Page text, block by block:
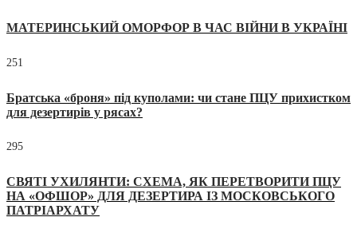
МАТЕРИНСЬКИЙ ОМОРФОР В ЧАС ВІЙНИ В УКРАЇНІ
251
Братська «броня» під куполами: чи стане ПЦУ прихистком
для дезертирів у рясах?
295
СВЯТІ УХИЛЯНТИ: СХЕМА, ЯК ПЕРЕТВОРИТИ ПЦУ
НА «ОФШОР» ДЛЯ ДЕЗЕРТИРА ІЗ МОСКОВСЬКОГО
ПАТРІАРХАТУ